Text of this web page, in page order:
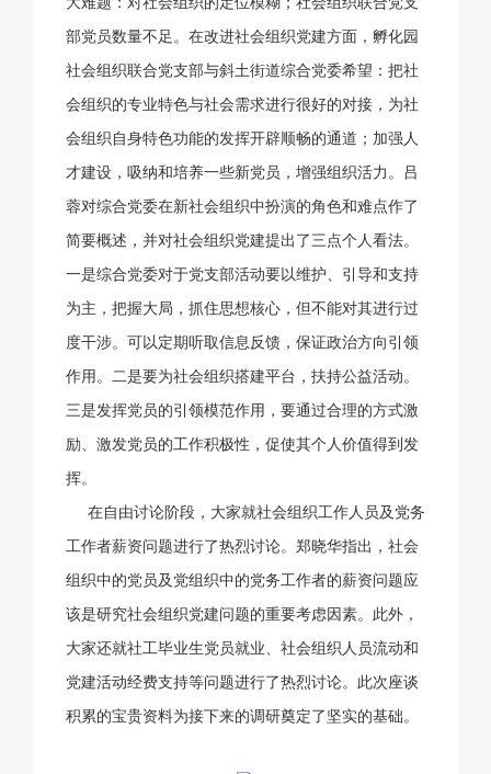
部党员数量不足。在改进社会组织党建方面，孵化园
社会组织联合党支部与斜土街道综合党委希望：把社
会组织的专业特色与社会需求进行很好的对接，为社
会组织自身特色功能的发挥开辟顺畅的通道；加强人
才建设，吸纳和培养一些新党员，增强组织活力。吕
蓉对综合党委在新社会组织中扮演的角色和难点作了
简要概述，并对社会组织党建提出了三点个人看法。
一是综合党委对于党支部活动要以维护、引导和支持
为主，把握大局，抓住思想核心，但不能对其进行过
度干涉。可以定期听取信息反馈，保证政治方向引领
作用。二是要为社会组织搭建平台，扶持公益活动。
三是发挥党员的引领模范作用，要通过合理的方式激
励、激发党员的工作积极性，促使其个人价值得到发
挥。
在自由讨论阶段，大家就社会组织工作人员及党务
工作者薪资问题进行了热烈讨论。郑晓华指出，社会
组织中的党员及党组织中的党务工作者的薪资问题应
该是研究社会组织党建问题的重要考虑因素。此外，
大家还就社工毕业生党员就业、社会组织人员流动和
党建活动经费支持等问题进行了热烈讨论。此次座谈
积累的宝贵资料为接下来的调研奠定了坚实的基础。